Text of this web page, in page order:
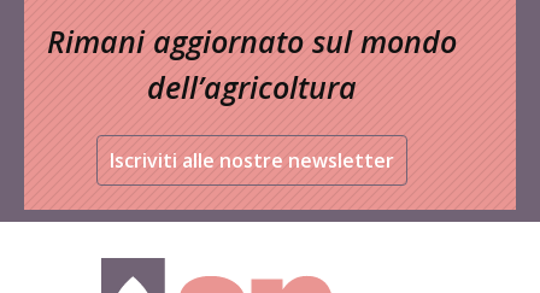
Rimani aggiornato sul mondo
dell’agricoltura
Iscriviti alle nostre newsletter